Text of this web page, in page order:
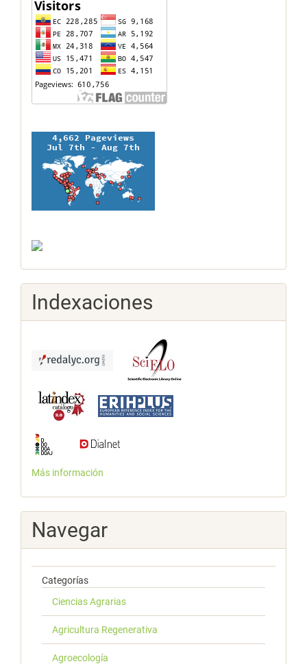
contador
Indexaciones
Más información
Navegar
Categorías
Ciencias Agrarias
Agricultura Regenerativa
Agroecología